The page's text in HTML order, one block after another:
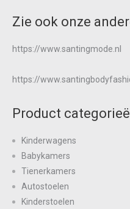
Zie ook onze
https://www.santingmode.nl
https://
Product
Kinderwagens
Babykamers
Tienerkamers
Autostoelen
Kinderstoelen